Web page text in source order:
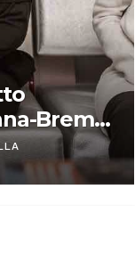
Brema:
lo